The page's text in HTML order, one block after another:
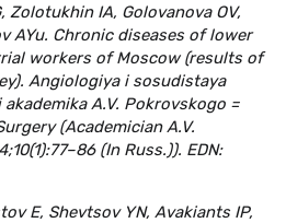
Zolotukhin IA, Golovanova OV,
AYu. Chronic diseases of lower
workers of Moscow (results of
Angiologiya i sosudistaya
A.V. Pokrovskogo =
(Academician A.V.
(In Russ.)). EDN:
E, Shevtsov YN, Avakiants IP,